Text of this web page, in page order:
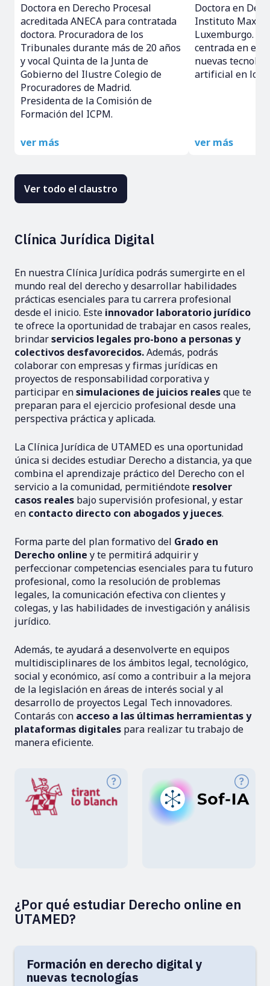
Doctora en Derecho Procesal
acreditada ANECA para contratada
doctora. Procuradora de los
Tribunales durante más de 20 años
y vocal Quinta de la Junta de
Gobierno del Ilustre Colegio de
Procuradores de Madrid.
Presidenta de la Comisión de
Formación del ICPM.
ver más
Doctora en
Instituto Max
Luxemburgo.
centrada en el
nuevas
artificial en los
ver más
Ver todo el claustro
Clínica Jurídica Digital
En nuestra Clínica Jurídica podrás sumergirte en el
mundo real del derecho y desarrollar habilidades
prácticas esenciales para tu carrera profesional
desde el inicio. Este innovador laboratorio jurídico
te ofrece la oportunidad de trabajar en casos reales,
brindarservicios legales pro-bono a personas y
colectivos desfavorecidos.Además, podrás
colaborar con empresas y firmas jurídicas en
proyectos de responsabilidad corporativa y
participar ensimulaciones de juicios realesque te
preparan para el ejercicio profesional desde una
perspectiva práctica y aplicada.
La Clínica Jurídica de UTAMED es una oportunidad
única si decides estudiar Derecho a distancia, ya que
combina el aprendizaje práctico del Derecho con el
servicio a la comunidad, permitiéndote resolver
casos reales bajo supervisión profesional, y estar
en contacto directo con abogados y jueces.
Forma parte del plan formativo del Grado en
Derecho online y te permitirá adquirir y
perfeccionar competencias esenciales para tu futuro
profesional, como la resolución de problemas
legales, la comunicación efectiva con clientes y
colegas, y las habilidades de investigación y análisis
jurídico.
Además, te ayudará a desenvolverte en equipos
multidisciplinares de los ámbitos legal, tecnológico,
social y económico, así como a contribuir a la mejora
de la legislación en áreas de interés social y al
desarrollo de proyectos Legal Tech innovadores.
Contarás con acceso a las últimas herramientas y
plataformas digitales para realizar tu trabajo de
manera eficiente.
¿Por qué estudiar Derecho online en
UTAMED?
Formación en derecho digital y
nuevas tecnologías